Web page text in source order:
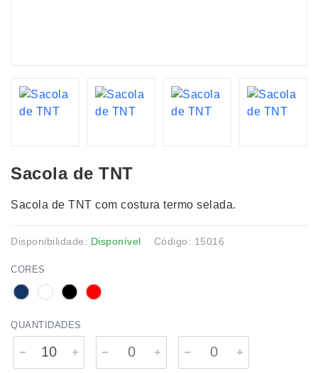
Sacola de TNT
Sacola de TNT com costura termo selada.
Disponibilidade: Disponível Código: 15016
CORES
QUANTIDADES